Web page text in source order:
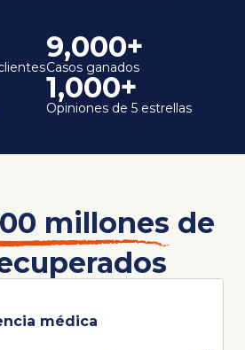
9,000+
Casos ganados
1,000+
Opiniones de 5 estrellas
millones de
médica